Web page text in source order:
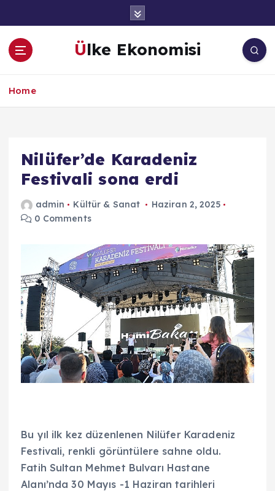
a
Ülke Ekonomisi
Home
Nilüfer’de Karadeniz
Festivali sona erdi
admin Kültür & Sanat
Haziran 2, 2025
0 Comments
Bu yıl ilk kez düzenlenen Nilüfer Karadeniz
Festivali, renkli görüntülere sahne oldu.
Fatih Sultan Mehmet Bulvarı Hastane
Alanı’nda 30 Mayıs -1 Haziran tarihleri